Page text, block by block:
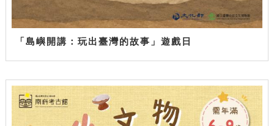
「島嶼開講：玩出臺灣的故事」遊戲日